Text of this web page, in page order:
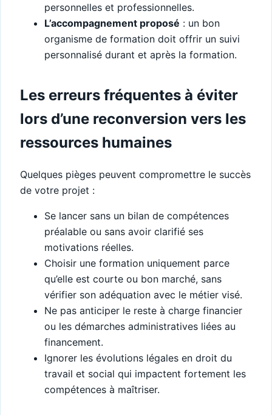
personnelles et professionnelles.
L’accompagnement proposé : un bon
organisme de formation doit offrir un suivi
personnalisé durant et après la formation.
Les erreurs fréquentes à éviter
lors d’une reconversion vers les
ressources humaines
Quelques pièges peuvent compromettre le succès
de votre projet :
Se lancer sans un bilan de compétences
préalable ou sans avoir clarifié ses
motivations réelles.
Choisir une formation uniquement parce
qu’elle est courte ou bon marché, sans
vérifier son adéquation avec le métier visé.
Ne pas anticiper le reste à charge financier
ou les démarches administratives liées au
financement.
Ignorer les évolutions légales en droit du
travail et social qui impactent fortement les
compétences à maîtriser.